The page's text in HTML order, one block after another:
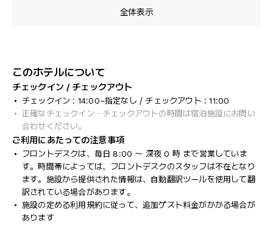
全体表示
このホテルについて
チェックイン / チェックアウト
チェックイン : 14:00~指定なし / チェックアウト : 11:00
正確なチェックイン・チェックアウトの時間は宿泊施設にお問い
合わせください。
ご利用にあたっての注意事項
フロントデスクは、毎日 8:00 ～ 深夜 0 時 まで営業していま
す。時間帯によっては、フロントデスクのスタッフは不在となり
ます。施設から提供された情報は、自動翻訳ツールを使用して翻
訳されている場合があります。
施設の定める利用規約に従って、追加ゲスト料金がかかる場合が
あります